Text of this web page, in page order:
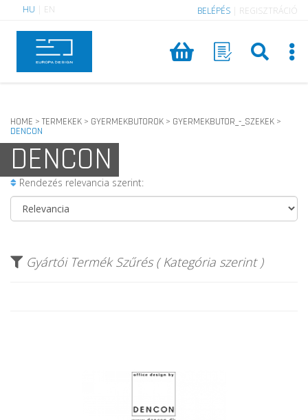
HU EN BELÉPÉS REGISZTRÁCIÓ
HOME > TERMEKEK > GYERMEKBUTOROK > GYERMEKBUTOR_-_SZEKEK >
DENCON
DENCON
Rendezés relevancia szerint:
Gyártói Termék Szűrés ( Kategória szerint )